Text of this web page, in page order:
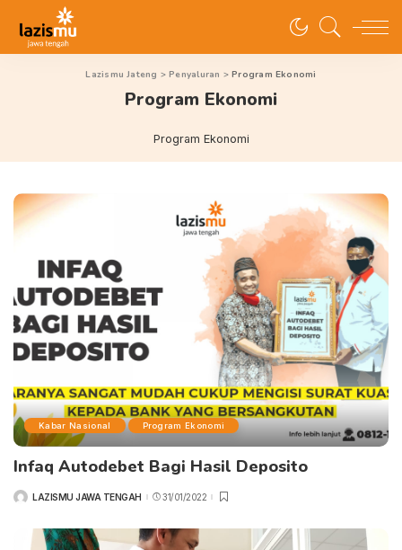
Lazismu Jateng >Penyaluran >Program Ekonomi
Program Ekonomi
Program Ekonomi
Kabar Nasional Program Ekonomi
Infaq Autodebet Bagi Hasil Deposito
POSTEDLAZISMU JAWA TENGAH 31/01/2022